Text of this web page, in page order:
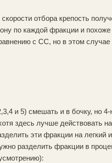
отбора крепость
по каждой фракции и похоже
с СС, но в этом случае
и 5) смешать и в бочку, но
здесь лучше действовать
эти фракции на легкий
разделить фракции в